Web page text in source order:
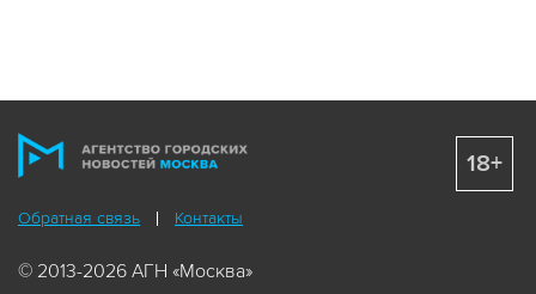
Обратная связь Контакты
© 2013-2026 АГН «Москва»
18+